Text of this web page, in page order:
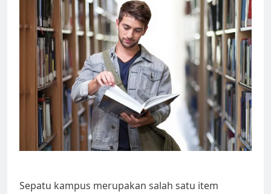
Sepatu kampus merupakan salah satu item